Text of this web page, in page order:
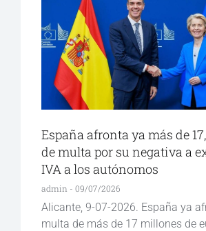
España afronta ya más de
de multa por su negativa a
IVA a los autónomos
admin 09/07/2026
Alicante, 9-07-2026. España ya
multa de más de 17 millones de